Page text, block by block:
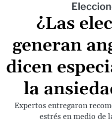
¿Las
generan
dicen
la
Expertos entregaron
estrés en medio de